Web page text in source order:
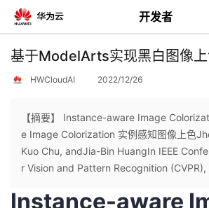
开发者
返
个
人
我
基于ModelArts实现黑白图像
HWCloudAI 2022/12/26
【摘要】 Instance-aware Image
e Image Colorization 实例感知图像上色
Kuo Chu, andJia-Bin HuangIn IEEE
r Vision and Pattern Recognition
Instance-aware